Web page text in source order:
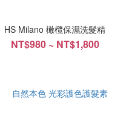
HS Milano 橄欖保濕洗髮精
NT$980 ~ NT$1,800